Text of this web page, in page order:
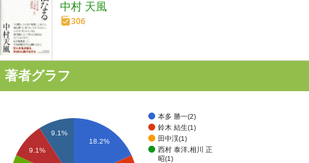
中村 天風
306
著者グラフ
本多 勝一(2)
鈴木 結生(1)
田中渓(1)
西村 泰洋,相川 正
昭(1)
18.2%
9.1%
9.1%